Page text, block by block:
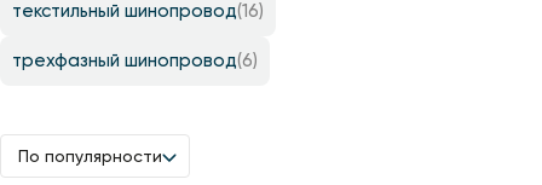
текстильный шинопровод(16)
трехфазный шинопровод(6)
По популярности